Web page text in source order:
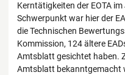
Kerntätigkeiten der EOTA
Schwerpunkt war hier der
die Technischen
Kommission, 124 ältere
Amtsblatt gesichtet haben.
Amtsblatt bekanntgemacht